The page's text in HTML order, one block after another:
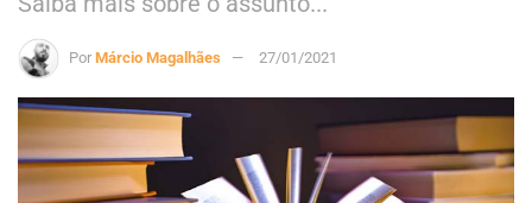
Por Márcio Magalhães 27/01/2021